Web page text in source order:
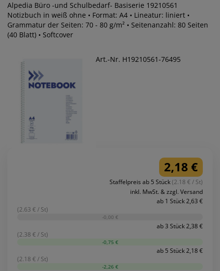
Alpedia Büro -und Schulbedarf- Basiserie 19210561
Notizbuch in weiß ohne • Format: A4 • Lineatur: liniert •
Grammatur der Seiten: 70 - 80 g/m² • Seitenanzahl: 80 Seiten
(40 Blatt) • Softcover
Art.-Nr. H19210561-76495
2,18 €
Staffelpreis ab 5 Stück(2.18 € / St)
inkl. MwSt. & zzgl. Versand
ab 1 Stück 2,63 €
(2.63 € / St)
-0,00 €
ab 3 Stück 2,38 €
(2.38 € / St)
-0,75 €
ab 5 Stück 2,18 €
(2.18 € / St)
-2,26 €